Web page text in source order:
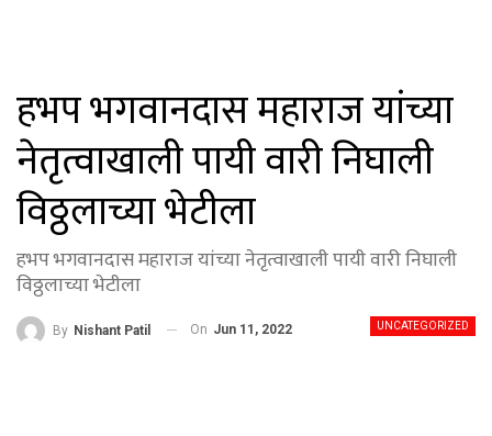
हभप भगवानदास महाराज यांच्या
नेतृत्वाखाली पायी वारी निघाली
विठ्ठलाच्या भेटीला
हभप भगवानदास महाराज यांच्या नेतृत्वाखाली पायी वारी निघाली
विठ्ठलाच्या भेटीला
UNCATEGORIZED
By Nishant Patil On Jun 11, 2022